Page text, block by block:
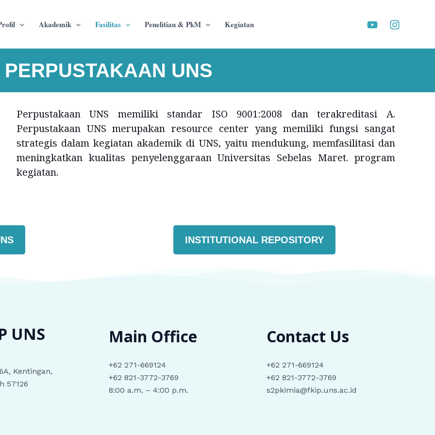
Akademik Fasilitas Penelitian & PkM Kegiatan
PERPUSTAKAAN UNS
Perpustakaan UNS memiliki standar ISO 9001:2008 dan terakreditasi A.
Perpustakaan UNS merupakan resource center yang memiliki fungsi sangat
strategis dalam kegiatan akademik di UNS, yaitu mendukung, memfasilitasi dan
meningkatkan kualitas penyelenggaraan Universitas Sebelas Maret. program
kegiatan.
INSTITUTIONAL REPOSITORY
UNS
Kentingan,
57126
Main Office
+62 271-669124
+62 821-3772-3769
8:00 a.m. – 4:00 p.m.
Contact Us
+62 271-669124
+62 821-3772-3769
s2pkimia@fkip.uns.ac.id